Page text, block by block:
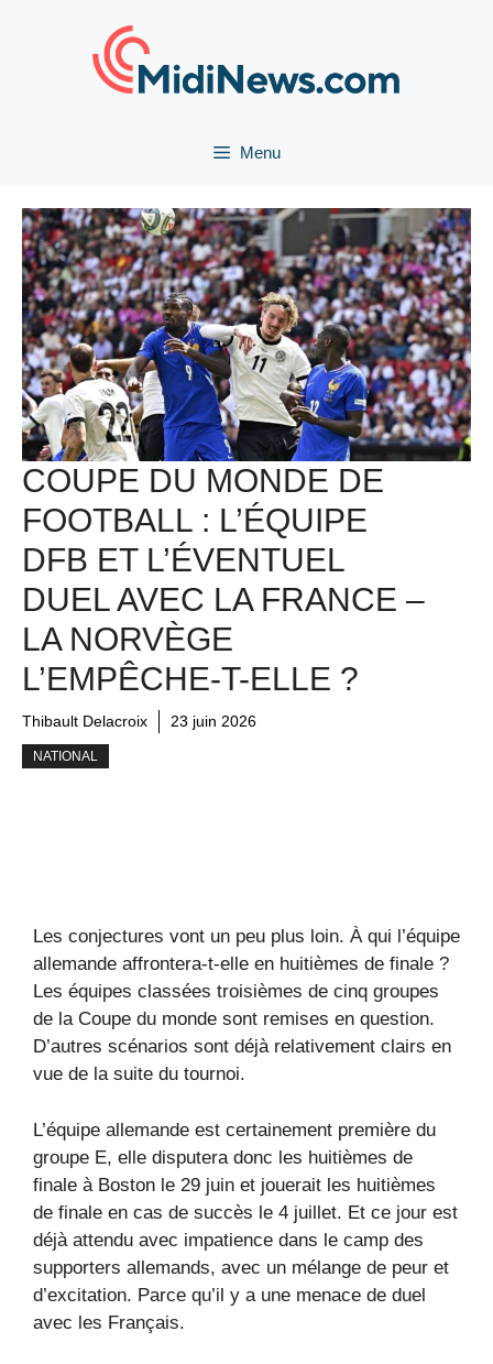
Menu
COUPE DU MONDE DE
FOOTBALL : L’ÉQUIPE
DFB ET L’ÉVENTUEL
DUEL AVEC LA FRANCE –
LA NORVÈGE
L’EMPÊCHE-T-ELLE ?
Thibault Delacroix 23 juin 2026
NATIONAL
Les conjectures vont un peu plus loin. À qui l’équipe
allemande affrontera-t-elle en huitièmes de finale ?
Les équipes classées troisièmes de cinq groupes
de la Coupe du monde sont remises en question.
D’autres scénarios sont déjà relativement clairs en
vue de la suite du tournoi.
L’équipe allemande est certainement première du
groupe E, elle disputera donc les huitièmes de
finale à Boston le 29 juin et jouerait les huitièmes
de finale en cas de succès le 4 juillet. Et ce jour est
déjà attendu avec impatience dans le camp des
supporters allemands, avec un mélange de peur et
d’excitation. Parce qu’il y a une menace de duel
avec les Français.